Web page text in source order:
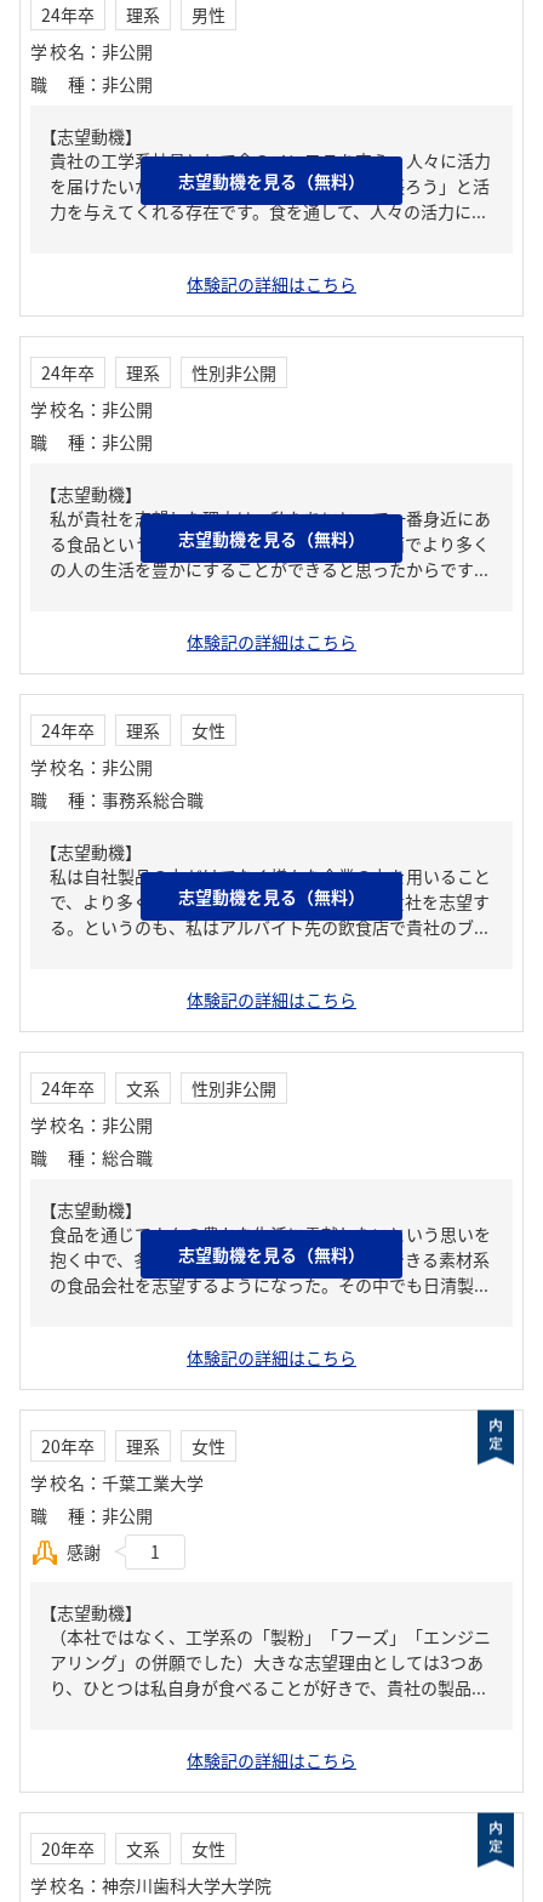
24年卒 理系
男性
学校名 ： 非公開
職種 ： 非公開
【志望動機】
貴社の工学系社員として食のインフラを支え、人々に活力
を届けたいからです。食は「今日・明日も頑張ろう」と活
力を与えてくれる存在です。食を通して、人々の活力に...
体験記の詳細はこちら
志望動機を見る（無料）
24年卒 理系
性別非公開
学校名 ： 非公開
職種 ： 非公開
【志望動機】
私が貴社を志望した理由は、私たちにとって一番身近にあ
る食品という分野を通じて、健康促進などの面でより多く
の人の生活を豊かにすることができると思ったからです...
体験記の詳細はこちら
志望動機を見る（無料）
24年卒 理系
女性
学校名 ： 非公開
職種 ： 事務系総合職
【志望動機】
私は自社製品の力だけでなく様々な企業の力を用いること
で、より多くの人の食に貢献したいと考え、貴社を志望す
る。というのも、私はアルバイト先の飲食店で貴社のブ...
体験記の詳細はこちら
志望動機を見る（無料）
24年卒 文系
性別非公開
学校名 ： 非公開
職種 ： 総合職
【志望動機】
食品を通じて人々の豊かな生活に貢献したいという思いを
抱く中で、多くの人々の生活に関わることのできる素材系
の食品会社を志望するようになった。その中でも日清製...
体験記の詳細はこちら
志望動機を見る（無料）
20年卒 理系
女性
学校名 ： 千葉工業大学
職種 ： 非公開
感謝
1
【志望動機】
（本社ではなく、工学系の「製粉」「フーズ」「エンジニ
アリング」の併願でした）大きな志望理由としては3つあ
り、ひとつは私自身が食べることが好きで、貴社の製品...
体験記の詳細はこちら
20年卒 文系
女性
学校名 ： 神奈川歯科大学大学院